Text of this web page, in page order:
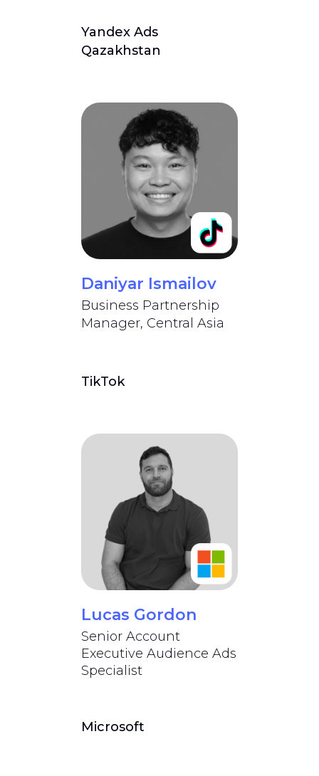
Yandex Ads
Qazakhstan
Daniyar Ismailov
Business Partnership
Manager, Central Asia
TikTok
Lucas Gordon
Senior Account
Executive Audience Ads
Specialist
Microsoft